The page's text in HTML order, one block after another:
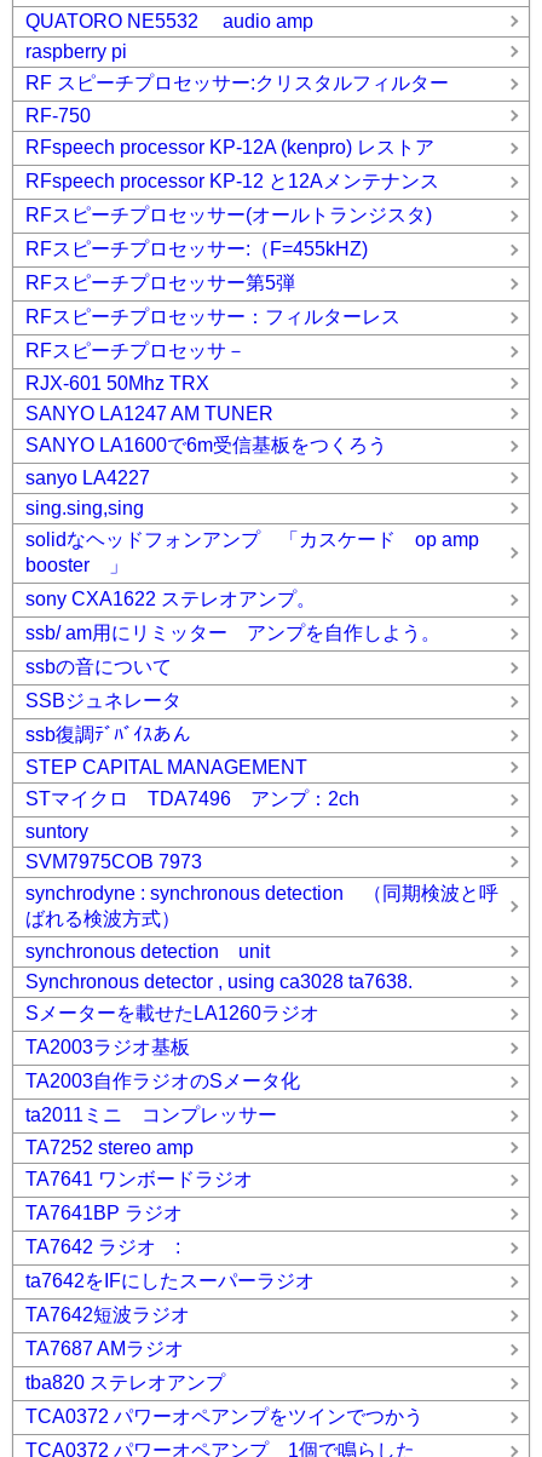
QUATORO NE5532 audio amp
raspberry pi
RF スピーチプロセッサー:クリスタルフィルター
RF-750
RFspeech processor KP-12A (kenpro) レストア
RFspeech processor KP-12 と12Aメンテナンス
RFスピーチプロセッサー(オールトランジスタ)
RFスピーチプロセッサー:（F=455kHZ)
RFスピーチプロセッサー第5弾
RFスピーチプロセッサー：フィルターレス
RFスピーチプロセッサ－
RJX-601 50Mhz TRX
SANYO LA1247 AM TUNER
SANYO LA1600で6m受信基板をつくろう
sanyo LA4227
sing.sing,sing
solidなヘッドフォンアンプ 「カスケード op amp
booster 」
sony CXA1622 ステレオアンプ。
ssb/ am用にリミッター アンプを自作しよう。
ssbの音について
SSBジュネレータ
ssb復調ﾃﾞﾊﾞｲｽあん
STEP CAPITAL MANAGEMENT
STマイクロ TDA7496 アンプ：2ch
suntory
SVM7975COB 7973
synchrodyne : synchronous detection （同期検波と呼
ばれる検波方式）
synchronous detection unit
Synchronous detector , using ca3028 ta7638.
Sメーターを載せたLA1260ラジオ
TA2003ラジオ基板
TA2003自作ラジオのSメータ化
ta2011ミニ コンプレッサー
TA7252 stereo amp
TA7641 ワンボードラジオ
TA7641BP ラジオ
TA7642 ラジオ :
ta7642をIFにしたスーパーラジオ
TA7642短波ラジオ
TA7687 AMラジオ
tba820 ステレオアンプ
TCA0372 パワーオペアンプをツインでつかう
TCA0372 パワーオペアンプ 1個で鳴らした